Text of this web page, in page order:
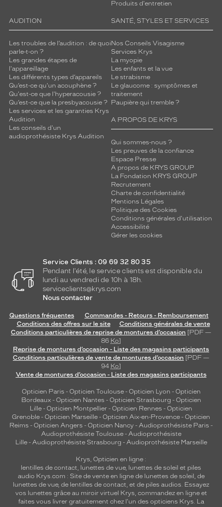
Produits d'entretien
AUDITION
Les troubles de l’audition : de quoi
parle-t-on ?
Les grandes étapes de
l'appareillage
Les différents types d’appareils
Qu’est-ce qu'un acouphène ?
Qu'est-ce que l'hyperacousie ?
Qu’est-ce que la presbyacousie ?
Les services et les garanties Krys
Audition
Les conseils d'un
audioprothésiste Krys Audition
SANTÉ, STYLES ET SERVICES
Nos Conseils Visagisme
Services Krys
La myopie
Les enfants et la vue
Le strabisme
Le glaucome : symptômes et
traitement
Paupière qui tremble ?
A PROPOS DE KRYS
Qui sommes-nous ?
Les preuves de la confiance
Espace Presse
A propos de KRYS GROUP
La Fondation KRYS GROUP
Recrutement
Charte de confidentialité
Mentions Légales
Politique des Cookies
Conditions générales d'utilisation
Accessibilité
Gérer les cookies
Service Clients : 09 69 32 80 35
Pendant l'été, le service clients est disponible du
lundi au vendredi de 10h à 18h.
serviceclients@krys.com
Nous contacter
Questions fréquentes
Commandes - Retours - Remboursement
Conditions des offres sur le site
Conditions générales de vente
Conditions particulières de reprise de montures d’occasion [PDF —
86 Ko]
Reprise de montures d’occasion - Liste des magasins participants
Conditions particulières de vente de montures d’occasion [PDF —
94 Ko]
Vente de montures d’occasion - Liste des magasins participants
Opticien Paris - Opticien Toulouse- Opticien Lyon - Opticien
Bordeaux- Opticien Nantes - Opticien Strasbourg - Opticien
Lille - Opticien Montpellier - Opticien Rennes - Opticien
Grenoble - Opticien Marseille - Opticien Aix-en-Provence - Opticien
Reims - Opticien Angers - Opticien Nancy - Audioprothésiste Paris -
Audioprothésiste Toulouse- Audioprothésiste
Lille- Audioprothésiste Strasbourg - Audioprothésiste Marseille
Krys, Opticien en ligne :
lentilles de contact, lunettes de vue, lunettes de soleil et piles
audio Krys.com : Site de vente en ligne de lunettes de soleil, de
lunettes de vue, de lentilles de contact, et de piles audios. Essayez
vos lunettes grâce au miroir virtuel Krys, commandez en ligne et
faites vous livrer gratuitement chez l'un des opticiens Krys. La